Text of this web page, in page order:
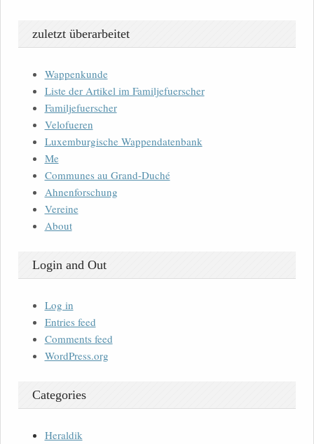
zuletzt überarbeitet
Wappenkunde
Liste der Artikel im Familjefuerscher
Familjefuerscher
Velofueren
Luxemburgische Wappendatenbank
Me
Communes au Grand-Duché
Ahnenforschung
Vereine
About
Login and Out
Log in
Entries feed
Comments feed
WordPress.org
Categories
Heraldik